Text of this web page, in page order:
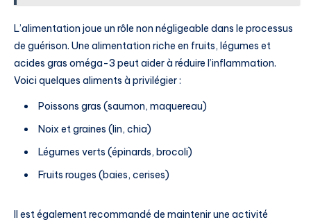
L’alimentation joue un rôle non négligeable dans le processus
de guérison. Une alimentation riche en fruits, légumes et
acides gras oméga-3 peut aider à réduire l’inflammation.
Voici quelques aliments à privilégier :
Poissons gras (saumon, maquereau)
Noix et graines (lin, chia)
Légumes verts (épinards, brocoli)
Fruits rouges (baies, cerises)
Il est également recommandé de maintenir une activité